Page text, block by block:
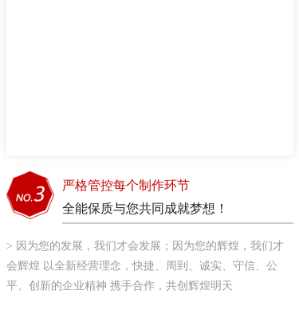
严格管控每个制作环节
全能保质与您共同成就梦想！
> 因为您的发展，我们才会发展；因为您的辉煌，我们才
会辉煌 以全新经营理念，快捷、周到、诚实、守信、公
平、创新的企业精神 携手合作，共创辉煌明天